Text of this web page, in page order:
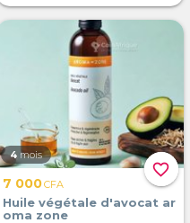
favorite_border
4 mois
7 000CFA
Huile végétale d'avocat ar
oma zone